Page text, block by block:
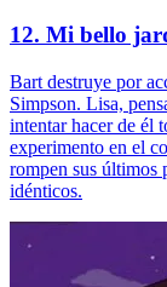
12. Mi bello
Bart destruye por
Simpson. Lisa,
intentar hacer de él
experimento en el
rompen sus últimos
idénticos.